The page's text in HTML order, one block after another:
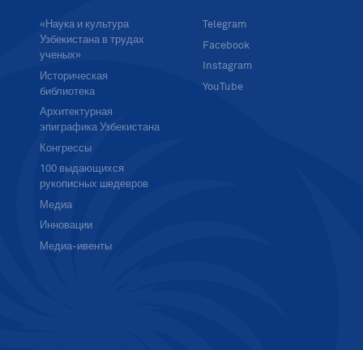
«Наука и культура
Узбекистана в трудах
ученых»
Историческая
библиотека
Архитектурная
эпиграфика Узбекистана
Конгрессы
100 выдающихся
рукописных шедевров
Медиа
Инновации
Медиа-ивенты
Telegram
Facebook
Instagram
YouTube